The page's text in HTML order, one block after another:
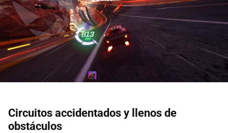
Circuitos accidentados y llenos de
obstáculos